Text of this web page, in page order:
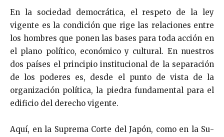
En la sociedad democrática, el respeto de la ley
vigente es la condición que rige las relaciones entre
los hombres que ponen las bases para toda acción en
el plano político, económico y cultural. En nuestros
dos países el principio institucional de la separación
de los poderes es, desde el punto de vista de la
organización política, la piedra fundamen­tal para el
edificio del derecho vigente.
Aquí, en la Suprema Corte del Japón, como en la Su­